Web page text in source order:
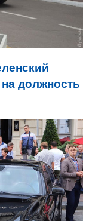
должность